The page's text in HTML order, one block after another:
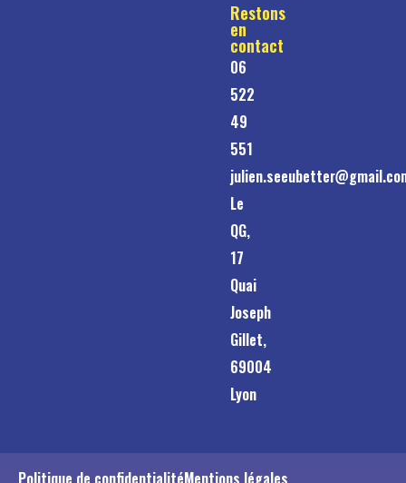
Restons
en
contact
06
522
49
551
Le
QG,
17
Quai
Joseph
Gillet,
69004
Lyon
Politique de confidentialitéMentions légales